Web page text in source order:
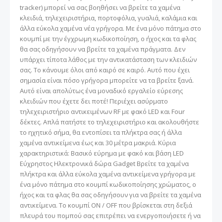
tracker) μπορεί να σας βοηθήσει να βρείτε τα χαμένα
κλειδιά, τηλεχειριστήρια, πορτοφόλια, γυαλιά, καλάμια και
άλλα εύκολα χαμένα νέα γρήγορα. Με ένα μόνο πάτημα στο
κουμπί με την έγχρωμη κωδικοποίηση, ο ήχος και τα φλας
θα σας οδηγήσουν να βρείτε τα χαμένα πράγματα. Δεν
υπάρχει τίποτα λάθος με την αντικατάσταση των κλειδιών
σας. Το κάνουμε όλοι από καιρό σε καιρό. Αυτό που έχει
σημασία είναι πόσο γρήγορα μπορείτε να τα βρείτε ξανά.
Αυτό είναι απολύτως ένα μοναδικό εργαλείο εύρεσης
κλειδιών που έχετε δει ποτέ! Περιέχει ασύρματο
τηλεχειριστήριο αντικειμένων RF με φακό LED και Four
δέκτες. Απλά πατήστε το τηλεχειριστήριο και ακολουθήστε
το ηχητικό σήμα, θα εντοπίσει τα πλήκτρα σας ή άλλα
χαμένα αντικείμενα έως και 30 μέτρα μακριά. Κύρια
χαρακτηριστικά: Βασικό εύρημα με φακό και βάση LED
Εύχρηστος Ηλεκτρονικά δώρα Gadget Βρείτε τα χαμένα
πλήκτρα και άλλα εύκολα χαμένα αντικείμενα γρήγορα με
ένα μόνο πάτημα στο κουμπί κωδικοποίησης χρώματος, ο
ήχος και τα φλας θα σας οδηγήσουν για να βρείτε τα χαμένα
αντικείμενα. Το κουμπί ON / OFF που βρίσκεται στη δεξιά
πλευρά του πομπού σας επιτρέπει να ενεργοποιήσετε ή να